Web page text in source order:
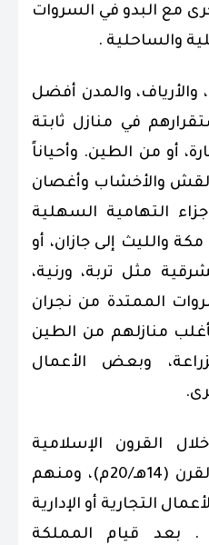
مع البدو في السروات
والساحلية .
والأرياف، والمدن أفضل
في منازل ثابتة
أو من الطين. وأحياناً
والأخشاب وأغصان
التهامية السهلية
والليث إلى جازان، أو
مثل تربة، ورنية،
الممتدة من نجران
منازلهم من الطين
وبعض الأعمال
القرون الإسلامية
الماضية إلى منتصف القرن (14هـ/20م)، ومنهم
التجارية أو الإدارية
. بعد قيام المملكة